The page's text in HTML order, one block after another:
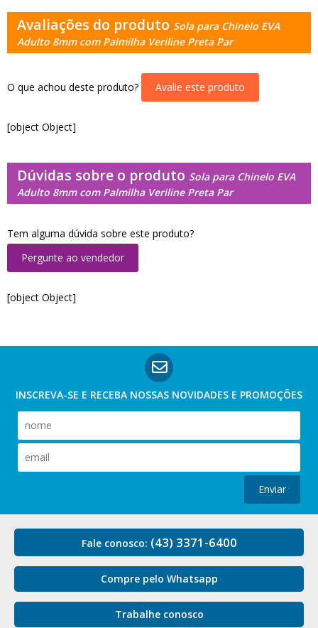
Avaliações do produto Sola para Chinelo EVA
Adulto 8mm com Palmilha Veriline Preta Par
O que achou deste produto? Avalie este produto
[object Object]
Dúvidas sobre o produto Sola para Chinelo EVA
Adulto 8mm com Palmilha Veriline Preta Par
Tem alguma dúvida sobre este produto?
Pergunte ao vendedor
[object Object]
INSCREVA-SE E RECEBA NOSSAS NOVIDADES E PROMOÇÕES
Enviar
Fale conosco: (43) 3371-6400
Compre pelo Whatsapp
Trabalhe conosco